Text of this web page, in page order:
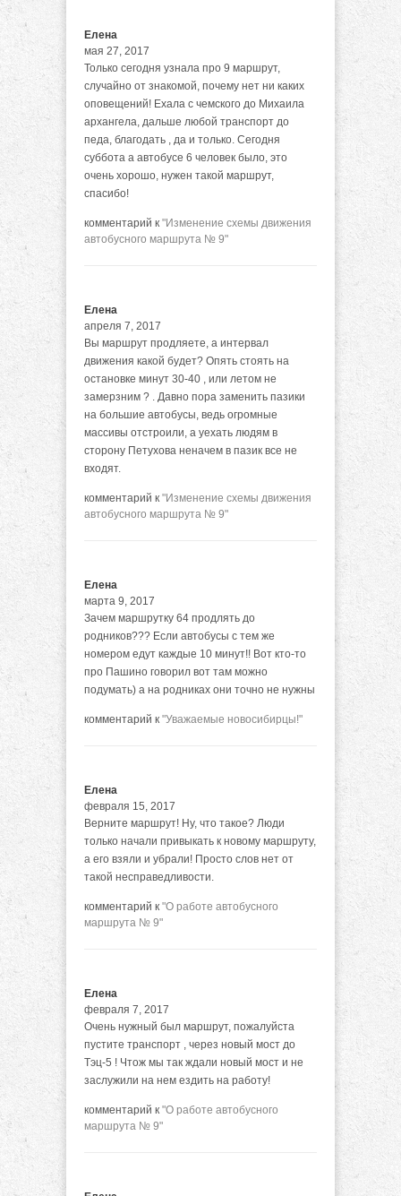
Елена
мая 27, 2017
Только сегодня узнала про 9 маршрут,
случайно от знакомой, почему нет ни каких
оповещений! Ехала с чемского до Михаила
архангела, дальше любой транспорт до
педа, благодать , да и только. Сегодня
суббота а автобусе 6 человек было, это
очень хорошо, нужен такой маршрут,
спасибо!
комментарий к "Изменение схемы движения
автобусного маршрута № 9"
Елена
апреля 7, 2017
Вы маршрут продляете, а интервал
движения какой будет? Опять стоять на
остановке минут 30-40 , или летом не
замерзним ? . Давно пора заменить пазики
на большие автобусы, ведь огромные
массивы отстроили, а уехать людям в
сторону Петухова неначем в пазик все не
входят.
комментарий к "Изменение схемы движения
автобусного маршрута № 9"
Елена
марта 9, 2017
Зачем маршрутку 64 продлять до
родников??? Если автобусы с тем же
номером едут каждые 10 минут!! Вот кто-то
про Пашино говорил вот там можно
подумать) а на родниках они точно не нужны
комментарий к "Уважаемые новосибирцы!"
Елена
февраля 15, 2017
Верните маршрут! Ну, что такое? Люди
только начали привыкать к новому маршруту,
а его взяли и убрали! Просто слов нет от
такой несправедливости.
комментарий к "О работе автобусного
маршрута № 9"
Елена
февраля 7, 2017
Очень нужный был маршрут, пожалуйста
пустите транспорт , через новый мост до
Тэц-5 ! Чтож мы так ждали новый мост и не
заслужили на нем ездить на работу!
комментарий к "О работе автобусного
маршрута № 9"